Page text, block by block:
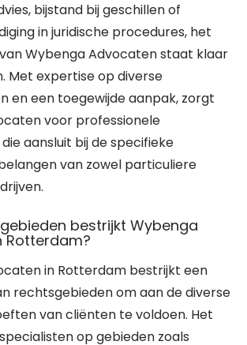
bijstand bij geschillen of
in juridische procedures, het
Wybenga Advocaten staat klaar
Met expertise op diverse
en een toegewijde aanpak, zorgt
voor professionele
aansluit bij de specifieke
van zowel particuliere
bestrijkt Wybenga
Rotterdam?
in Rotterdam bestrijkt een
rechtsgebieden om aan de diverse
van cliënten te voldoen. Het
op gebieden zoals